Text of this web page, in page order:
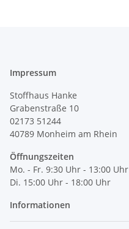
Impressum
Stoffhaus Hanke
Grabenstraße 10
02173 51244
40789 Monheim am Rhein
Öffnungszeiten
Mo. - Fr. 9:30 Uhr - 13:00 Uhr
Di. 15:00 Uhr - 18:00 Uhr
Informationen